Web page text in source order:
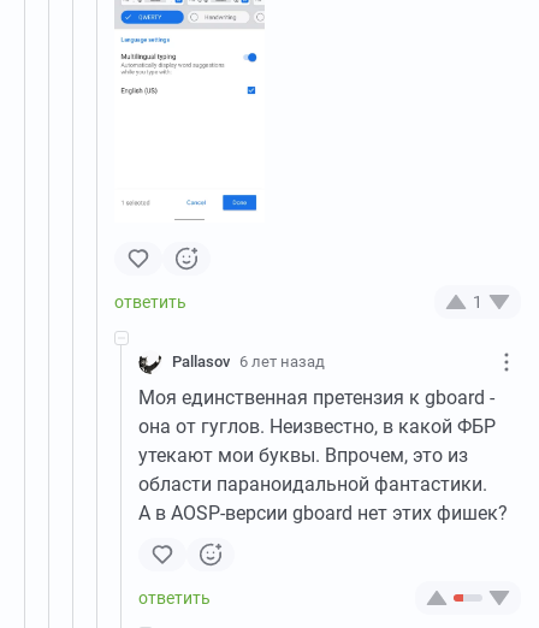
1
Pallasov 6 лет назад
Моя единственная претензия к gboard -
она от гуглов. Неизвестно, в какой ФБР
утекают мои буквы. Впрочем, это из
области параноидальной фантастики.
А в AOSP-версии gboard нет этих фишек?